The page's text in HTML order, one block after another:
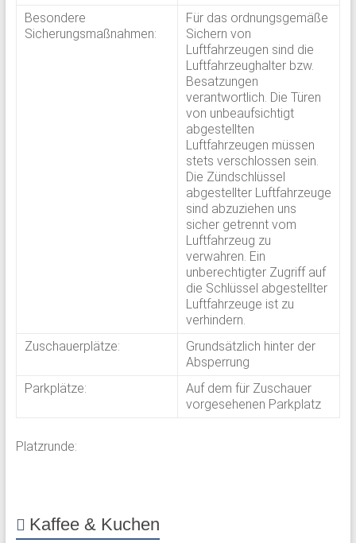
Besondere
Sicherungsmaßnahmen:
Für das ordnungsgemäße
Sichern von
Luftfahrzeugen sind die
Luftfahrzeughalter bzw.
Besatzungen
verantwortlich. Die Türen
von unbeaufsichtigt
abgestellten
Luftfahrzeugen müssen
stets verschlossen sein.
Die Zündschlüssel
abgestellter Luftfahrzeuge
sind abzuziehen uns
sicher getrennt vom
Luftfahrzeug zu
verwahren. Ein
unberechtigter Zugriff auf
die Schlüssel abgestellter
Luftfahrzeuge ist zu
verhindern.
Zuschauerplätze:
Grundsätzlich hinter der
Absperrung
Parkplätze:
Auf dem für Zuschauer
vorgesehenen Parkplatz
Platzrunde:
Kaffee & Kuchen